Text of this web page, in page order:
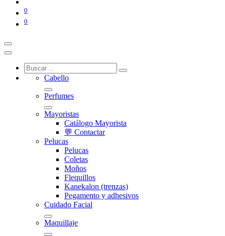
0
0
Cabello
Perfumes
Mayoristas
Catálogo Mayorista
💬 Contactar
Pelucas
Pelucas
Coletas
Moños
Flequillos
Kanekalon (trenzas)
Pegamento y adhesivos
Cuidado Facial
Maquillaje